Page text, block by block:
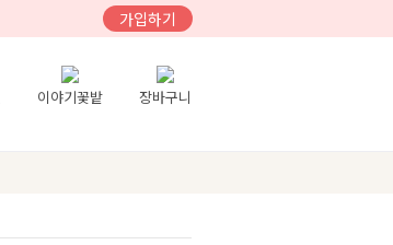
가입하기
이야기꽃밭 장바구니